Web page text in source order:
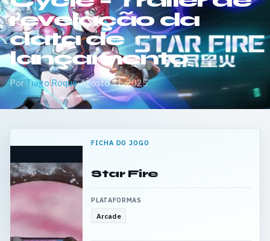
revelação da
data de
lançamento
PorTiago Roque·Agosto 31, 2025
FICHA DO JOGO
Star Fire
PLATAFORMAS
Arcade